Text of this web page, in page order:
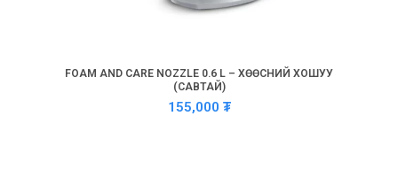
FOAM AND CARE NOZZLE 0.6 L – ХӨӨСНИЙ ХОШУУ
(САВТАЙ)
155,000 ₮